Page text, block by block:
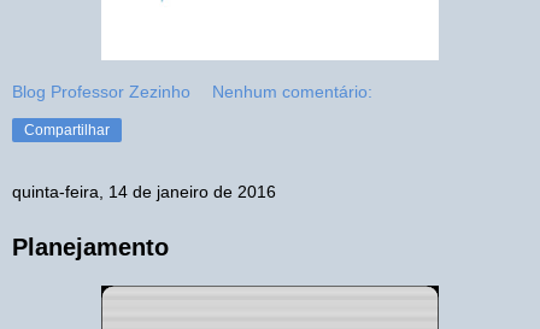
Blog Professor Zezinho Nenhum comentário:
Compartilhar
quinta-feira, 14 de janeiro de 2016
Planejamento